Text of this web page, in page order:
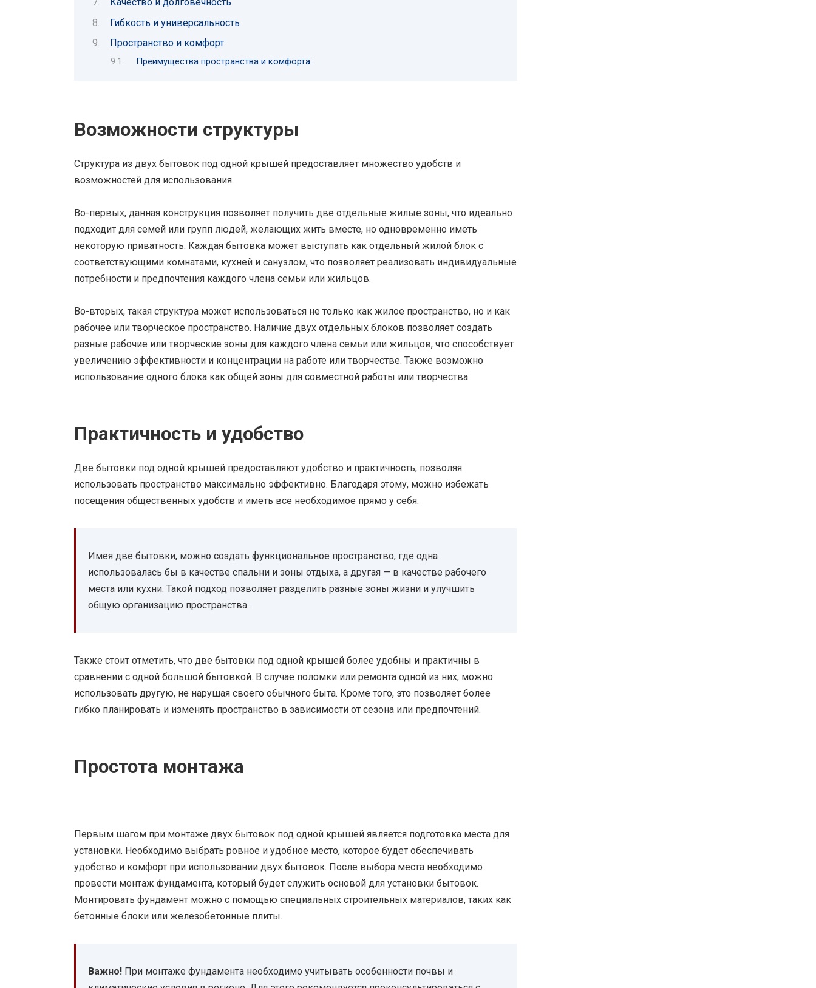
Качество и долговечность
Гибкость и универсальность
Пространство и комфорт
Преимущества пространства и комфорта:
Возможности структуры
Структура из двух бытовок под одной крышей предоставляет множество удобств и
возможностей для использования.
Во-первых, данная конструкция позволяет получить две отдельные жилые зоны, что идеально
подходит для семей или групп людей, желающих жить вместе, но одновременно иметь
некоторую приватность. Каждая бытовка может выступать как отдельный жилой блок с
соответствующими комнатами, кухней и санузлом, что позволяет реализовать индивидуальные
потребности и предпочтения каждого члена семьи или жильцов.
Во-вторых, такая структура может использоваться не только как жилое пространство, но и как
рабочее или творческое пространство. Наличие двух отдельных блоков позволяет создать
разные рабочие или творческие зоны для каждого члена семьи или жильцов, что способствует
увеличению эффективности и концентрации на работе или творчестве. Также возможно
использование одного блока как общей зоны для совместной работы или творчества.
Практичность и удобство
Две бытовки под одной крышей предоставляют удобство и практичность, позволяя
использовать пространство максимально эффективно. Благодаря этому, можно избежать
посещения общественных удобств и иметь все необходимое прямо у себя.
Имея две бытовки, можно создать функциональное пространство, где одна
использовалась бы в качестве спальни и зоны отдыха, а другая — в качестве рабочего
места или кухни. Такой подход позволяет разделить разные зоны жизни и улучшить
общую организацию пространства.
Также стоит отметить, что две бытовки под одной крышей более удобны и практичны в
сравнении с одной большой бытовкой. В случае поломки или ремонта одной из них, можно
использовать другую, не нарушая своего обычного быта. Кроме того, это позволяет более
гибко планировать и изменять пространство в зависимости от сезона или предпочтений.
Простота монтажа
Первым шагом при монтаже двух бытовок под одной крышей является подготовка места для
установки. Необходимо выбрать ровное и удобное место, которое будет обеспечивать
удобство и комфорт при использовании двух бытовок. После выбора места необходимо
провести монтаж фундамента, который будет служить основой для установки бытовок.
Монтировать фундамент можно с помощью специальных строительных материалов, таких как
бетонные блоки или железобетонные плиты.
Важно! При монтаже фундамента необходимо учитывать особенности почвы и